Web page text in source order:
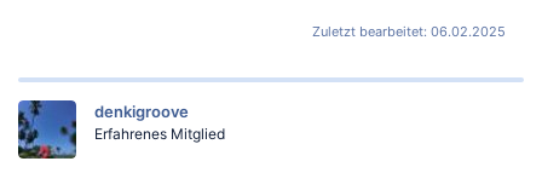
Zuletzt bearbeitet: 06.02.2025
denkigroove
Erfahrenes Mitglied